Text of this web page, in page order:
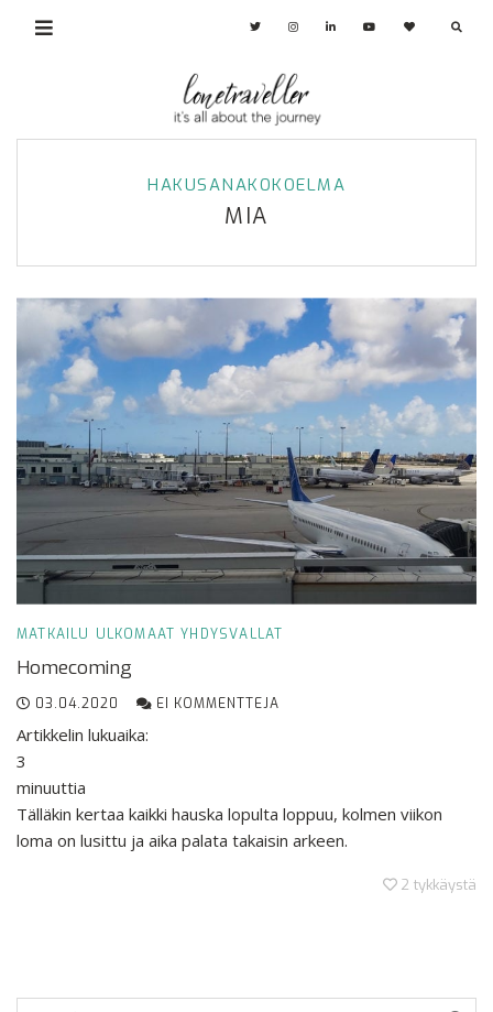
HAKUSANAKOKOELMA
MIA
MATKAILU ULKOMAAT YHDYSVALLAT
Homecoming
03.04.2020 EI KOMMENTTEJA
Artikkelin lukuaika:
3
minuuttia
Tälläkin kertaa kaikki hauska lopulta loppuu, kolmen viikon
loma on lusittu ja aika palata takaisin arkeen.
2 tykkäystä